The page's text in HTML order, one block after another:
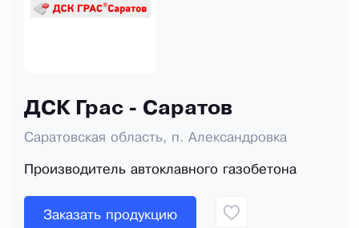
ДСК Грас - Саратов
Саратовская область, п. Александровка
Производитель автоклавного газобетона
Заказать продукцию